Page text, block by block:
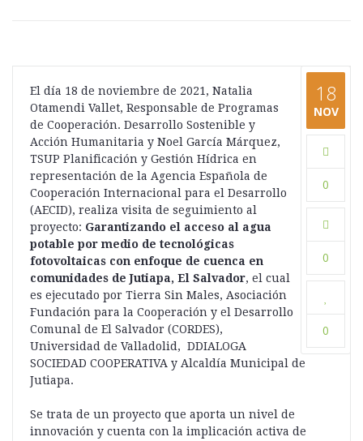
18
NOV
0
0
0
El día 18 de noviembre de 2021, Natalia
Otamendi Vallet, Responsable de Programas
de Cooperación. Desarrollo Sostenible y
Acción Humanitaria y Noel García Márquez,
TSUP Planificación y Gestión Hídrica en
representación de la Agencia Española de
Cooperación Internacional para el Desarrollo
(AECID), realiza visita de seguimiento al
proyecto: Garantizando el acceso al agua
potable por medio de tecnológicas
fotovoltaicas con enfoque de cuenca en
comunidades de Jutiapa, El Salvador, el cual
es ejecutado por Tierra Sin Males, Asociación
Fundación para la Cooperación y el Desarrollo
Comunal de El Salvador (CORDES),
Universidad de Valladolid, DDIALOGA
SOCIEDAD COOPERATIVA y Alcaldía Municipal de
Jutiapa.
Se trata de un proyecto que aporta un nivel de
innovación y cuenta con la implicación activa de